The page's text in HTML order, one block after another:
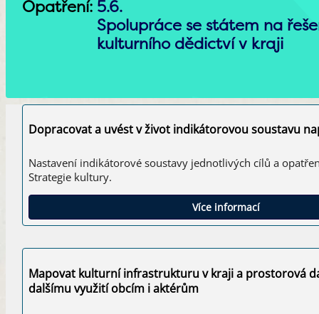
Opatření: 5.6.
Spolupráce se státem na
kulturního dědictví v kraji
Dopracovat a uvést v život indikátorovou soustavu
Nastavení indikátorové soustavy jednotlivých cílů a
Strategie kultury.
Více informací
Mapovat kulturní infrastrukturu v kraji a prostorová
dalšímu využití obcím i aktérům